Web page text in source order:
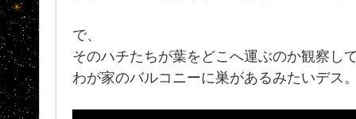
で、
そのハチたちが葉をどこへ運ぶのか観察し
わが家のバルコニーに巣があるみたいデス